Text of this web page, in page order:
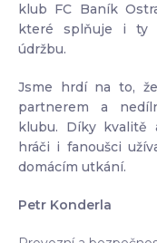
klub FC Baník
které splňuje i ty
údržbu.
Jsme hrdí na to,
partnerem a
klubu. Díky kvalitě
hráči i fanoušci
domácím utkání.
Petr Konderla